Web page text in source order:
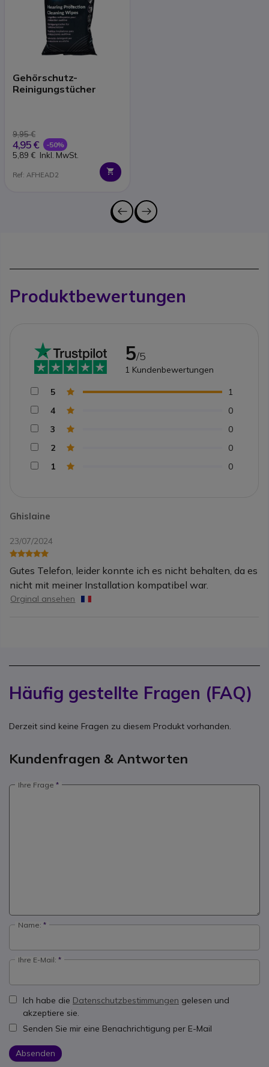
Gehörschutz-
Reinigungstücher
9,95 €
4,95 € -50%
5,89 € Inkl. MwSt.
Ref: AFHEAD2
Produktbewertungen
Ghislaine
23/07/2024
Gutes Telefon, leider konnte ich es nicht behalten, da es
nicht mit meiner Installation kompatibel war.
Orginal ansehen
5/5
1 Kundenbewertungen
5
1
4
0
3
0
2
0
1
0
Häufig gestellte Fragen (FAQ)
Derzeit sind keine Fragen zu diesem Produkt vorhanden.
Kundenfragen & Antworten
Ihre Frage
Name:
Ihre E-Mail:
Ich habe die Datenschutzbestimmungen gelesen und
akzeptiere sie.
Senden Sie mir eine Benachrichtigung per E-Mail
Absenden